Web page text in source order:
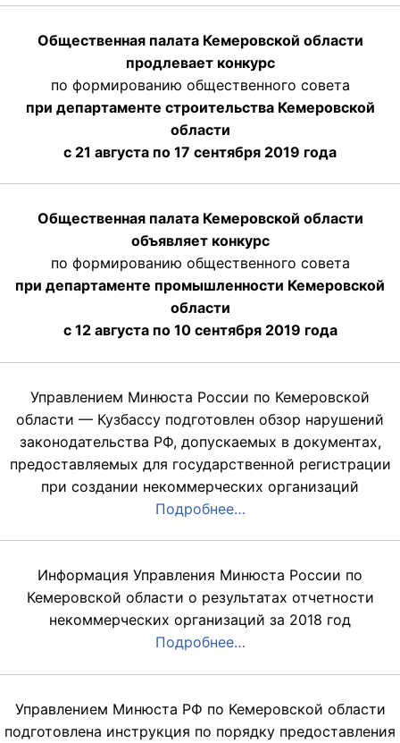
Общественная палата Кемеровской области
продлевает конкурс
по формированию общественного совета
при департаменте строительства Кемеровской
области
с 21 августа по 17 сентября 2019 года
Общественная палата Кемеровской области
объявляет конкурс
по формированию общественного совета
при департаменте промышленности Кемеровской
области
с 12 августа по 10 сентября 2019 года
Управлением Минюста России по Кемеровской
области — Кузбассу подготовлен обзор нарушений
законодательства РФ, допускаемых в документах,
предоставляемых для государственной регистрации
при создании некоммерческих организаций
Подробнее…
Информация Управления Минюста России по
Кемеровской области о результатах отчетности
некоммерческих организаций за 2018 год
Подробнее…
Управлением Минюста РФ по Кемеровской области
подготовлена инструкция по порядку предоставления